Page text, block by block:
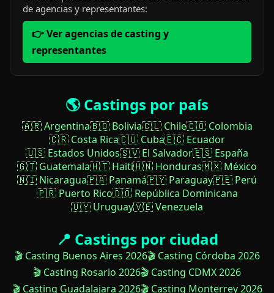
de agencias y representantes:
👉 Ver agencias de casting y
representantes
🌎 Castings por país
🇦🇷 Argentina🇧🇴 Bolivia🇨🇱 Chile🇨🇴 Colombia
🇨🇷 Costa Rica🇨🇺 Cuba🇪🇨 Ecuador
🇺🇸 Estados Unidos🇸🇻 El Salvador🇪🇸 España
🇬🇹 Guatemala🇭🇹 Haití🇭🇳 Honduras🇲🇽 México
🇳🇮 Nicaragua🇵🇦 Panamá🇵🇾 Paraguay🇵🇪 Perú
🇵🇷 Puerto Rico🇩🇴 República Dominicana
🇺🇾 Uruguay🇻🇪 Venezuela
📍 Castings por ciudad
🎬 Casting Buenos Aires 2026🎬 Casting Córdoba 2026
🎬 Casting Rosario 2026🎬 Casting CDMX 2026
🎬 Casting Guadalajara 2026🎬 Casting Monterrey 2026